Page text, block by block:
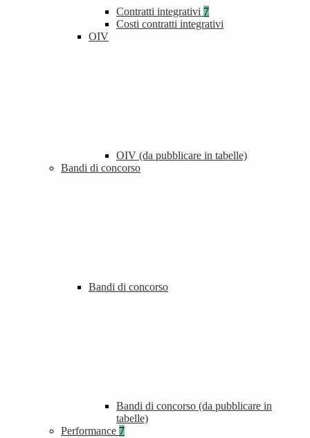
Contratti integrativi 7
Costi contratti integrativi
OIV
OIV (da pubblicare in tabelle)
Bandi di concorso
Bandi di concorso
Bandi di concorso (da pubblicare in
tabelle)
Performance 7